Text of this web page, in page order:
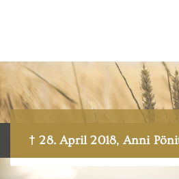
† 28. April 2018, Anni